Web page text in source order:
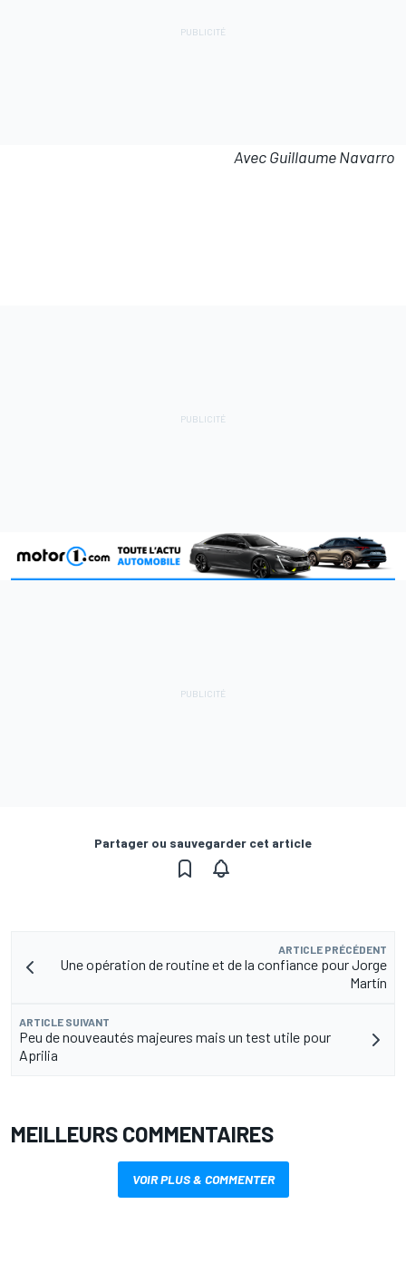
Avec Guillaume Navarro
Partager ou sauvegarder cet article
ARTICLE PRÉCÉDENT
Une opération de routine et de la confiance pour Jorge
Martín
ARTICLE SUIVANT
Peu de nouveautés majeures mais un test utile pour
Aprilia
MEILLEURS COMMENTAIRES
VOIR PLUS & COMMENTER